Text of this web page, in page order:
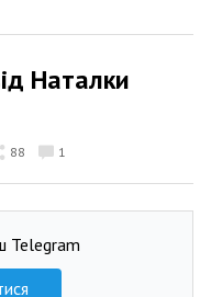
Наталки
88 1
Telegram